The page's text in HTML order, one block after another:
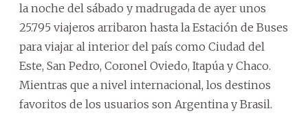
la noche del sábado y madrugada de ayer unos
25.795 viajeros arribaron hasta la Estación de Buses
para viajar al interior del país como Ciudad del
Este, San Pedro, Coronel Oviedo, Itapúa y Chaco.
Mientras que a nivel internacional, los destinos
favoritos de los usuarios son Argentina y Brasil.